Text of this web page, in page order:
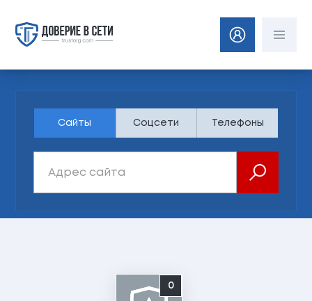
Сайты Соцсети Телефоны
0